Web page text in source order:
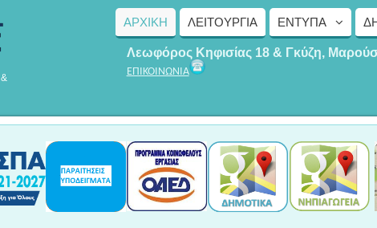
ΑΡΧΙΚΗ ΛΕΙΤΟΥΡΓΊΑ ΈΝΤΥΠΑ
Λεωφόρος Κηφισίας 18 & Γκύζη,
ΕΠΙΚΟΙΝΩΝΙΑ